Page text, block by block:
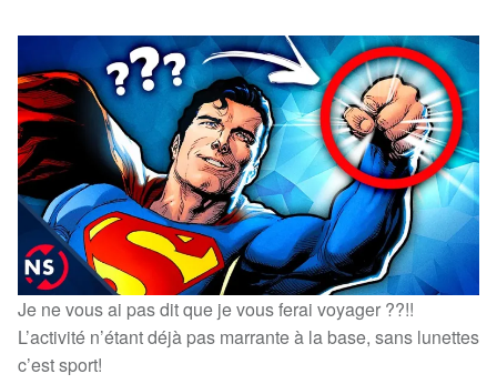
Je ne vous ai pas dit que je vous ferai voyager ??!!
L’activité n’étant déjà pas marrante à la base, sans lunettes
c’est sport!